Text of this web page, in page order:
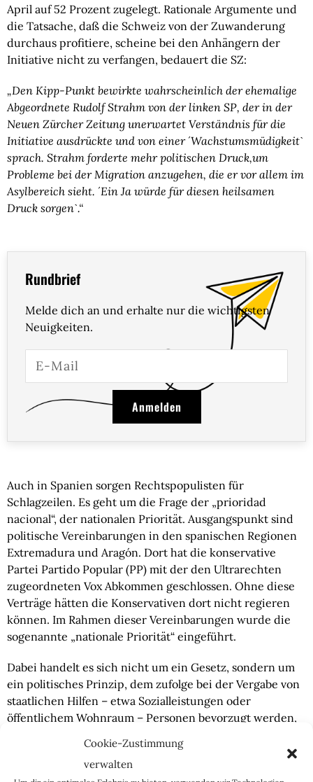
Cookie-Zustimmung
verwalten
April auf 52 Prozent zugelegt. Rationale Argumente und
die Tatsache, daß die Schweiz von der Zuwanderung
durchaus profitiere, scheine bei den Anhängern der
Initiative nicht zu verfangen, bedauert die SZ:
„Den Kipp-Punkt bewirkte wahrscheinlich der ehemalige
Abgeordnete Rudolf Strahm von der linken SP, der in der
Neuen Zürcher Zeitung unerwartet Verständnis für die
Initiative ausdrückte und von einer ´Wachstumsmüdigkeitˋ
sprach. Strahm forderte mehr politischen Druck,um
Probleme bei der Migration anzugehen, die er vor allem im
Asylbereich sieht. ´Ein Ja würde für diesen heilsamen
Druck sorgenˋ.“
Rundbrief
Melde dich an und erhalte nur die wichtigsten
Neuigkeiten.
Anmelden
Auch in Spanien sorgen Rechtspopulisten für
Schlagzeilen. Es geht um die Frage der „prioridad
nacional“, der nationalen Priorität. Ausgangspunkt sind
politische Vereinbarungen in den spanischen Regionen
Extremadura und Aragón. Dort hat die konservative
Partei Partido Popular (PP) mit der den Ultrarechten
zugeordneten Vox Abkommen geschlossen. Ohne diese
Verträge hätten die Konservativen dort nicht regieren
können. Im Rahmen dieser Vereinbarungen wurde die
sogenannte „nationale Priorität“ eingeführt.
Dabei handelt es sich nicht um ein Gesetz, sondern um
ein politisches Prinzip, dem zufolge bei der Vergabe von
staatlichen Hilfen – etwa Sozialleistungen oder
öffentlichem Wohnraum – Personen bevorzugt werden,
es um Kriterien wie Staatsangehörigkeit, aber auch um
Faktoren wie Wohnsitzdauer, Erwerbstätigkeit,